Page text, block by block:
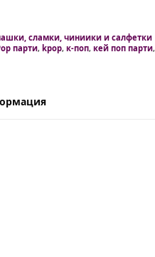
сламки, чиниики и салфетки
парти, kpop, к-поп, кей поп парти,